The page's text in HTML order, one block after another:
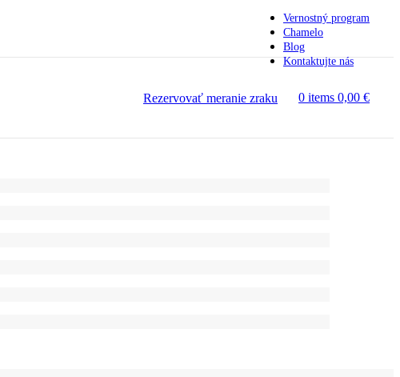
Vernostný program
Chamelo
Blog
Kontaktujte nás
Rezervovať meranie zraku 0 items 0,00 €